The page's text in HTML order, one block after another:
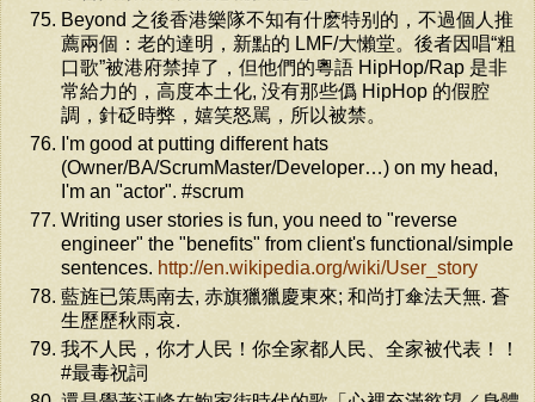
Beyond 之後香港樂隊不知有什麽特别的，不過個人推
薦兩個：老的達明，新點的 LMF/大懶堂。後者因唱“粗
口歌”被港府禁掉了，但他們的粵語 HipHop/Rap 是非
常給力的，高度本土化, 没有那些僞 HipHop 的假腔
調，針砭時弊，嬉笑怒駡，所以被禁。
I'm good at putting different hats
(Owner/BA/ScrumMaster/Developer…) on my head,
I'm an "actor". #scrum
Writing user stories is fun, you need to "reverse
engineer" the "benefits" from client's functional/simple
sentences. http://en.wikipedia.org/wiki/User_story
藍旌已策馬南去, 赤旗獵獵慶東來; 和尚打傘法天無. 蒼
生歷歷秋雨哀.
我不人民，你才人民！你全家都人民、全家被代表！！
#最毒祝詞